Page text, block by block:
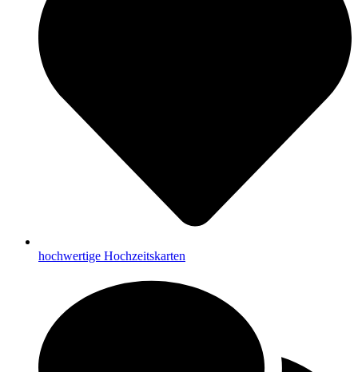
hochwertige Hochzeitskarten